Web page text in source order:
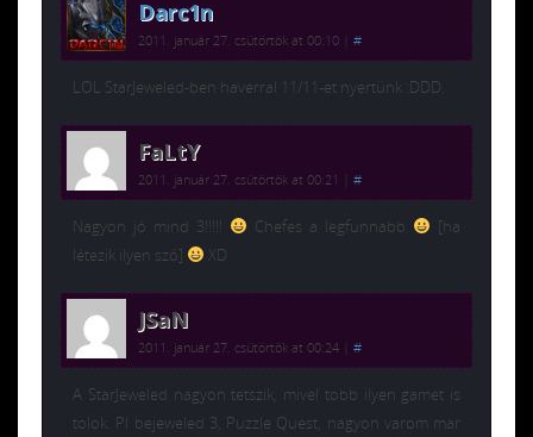
Darc1n
2011. január 27. csütörtök at 00:10 #
LOL StarJeweled-ben haverral 11/11-et nyertünk :DDD.
FaLtY
2011. január 27. csütörtök at 00:21 #
Nagyon jó mind 3!!!!! Chefes a legfunnabb
[ha
létezik ilyen szó]
XD
JSaN
2011. január 27. csütörtök at 00:24 #
A StarJeweled nagyon tetszik, mivel tobb ilyen gamet is
tolok. Pl bejeweled 3, Puzzle Quest, nagyon varom mar